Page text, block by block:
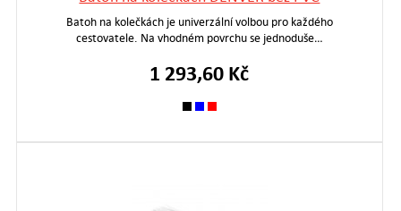
Batoh na kolečkách je univerzální volbou pro každého
cestovatele. Na vhodném povrchu se jednoduše…
1 293,60 Kč